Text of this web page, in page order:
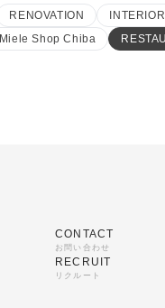
RENOVATION
INTERIOR
Miele Shop Chiba
CONTACT
お問い合わせ
RECRUIT
リクルート